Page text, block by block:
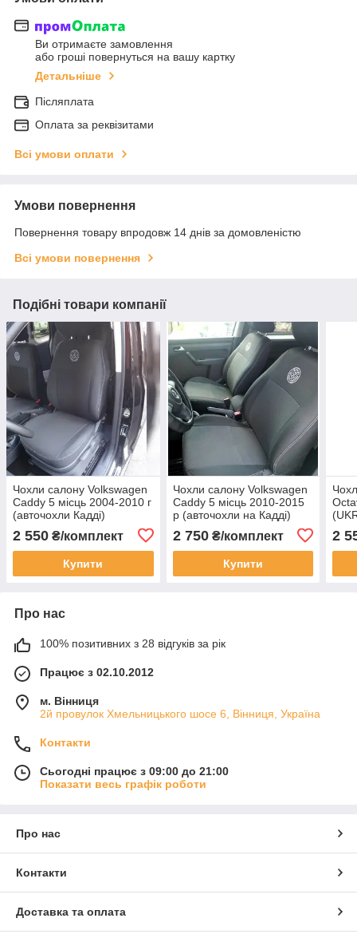
Ви отримаєте замовлення
або гроші повернуться на вашу картку
Детальніше
Післяплата
Оплата за реквізитами
Всі умови оплати
Умови повернення
Повернення товару впродовж 14 днів за домовленістю
Всі умови повернення
Подібні товари компанії
Чохли салону Volkswagen
Caddy 5 місць 2004-2010 г
(авточохли Кадді)
2 550 ₴/комплект
Купити
Чохли салону Volkswagen
Caddy 5 місць 2010-2015
р (авточохли на Кадді)
2 750₴/комплект
Купити
2
Про нас
100% позитивних з 28 відгуків за рік
Працює з 02.10.2012
м. Вінниця
2й провулок Хмельницького шосе 6, Вінниця, Україна
Контакти
Сьогодні працює з 09:00 до 21:00
Показати весь графік роботи
Про нас
Контакти
Доставка та оплата